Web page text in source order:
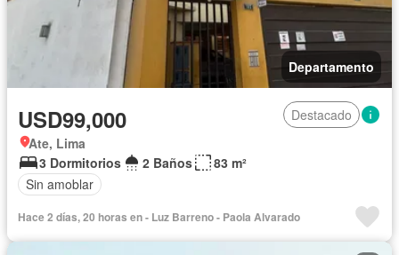
Departamento
USD99,000
Destacado
Ate, Lima
3 Dormitorios
2 Baños
83 m²
Sin amoblar
Hace 2 días, 20 horas en - Luz Barreno - Paola Alvarado